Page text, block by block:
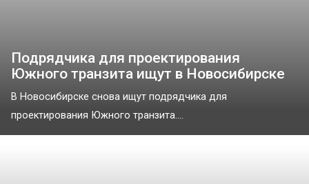
Подрядчика для проектирования
Южного транзита ищут в Новосибирске
В Новосибирске снова ищут подрядчика для
проектирования Южного транзита....